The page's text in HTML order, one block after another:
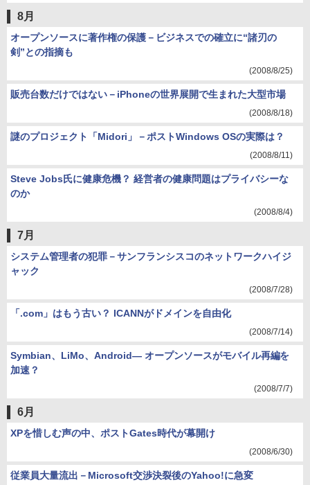
8月
オープンソースに著作権の保護－ビジネスでの確立に“諸刃の
剣”との指摘も
(2008/8/25)
販売台数だけではない－iPhoneの世界展開で生まれた大型市場
(2008/8/18)
謎のプロジェクト「Midori」－ポストWindows OSの実際は？
(2008/8/11)
Steve Jobs氏に健康危機？ 経営者の健康問題はプライバシーな
のか
(2008/8/4)
7月
システム管理者の犯罪－サンフランシスコのネットワークハイジ
ャック
(2008/7/28)
「.com」はもう古い？ ICANNがドメインを自由化
(2008/7/14)
Symbian、LiMo、Android― オープンソースがモバイル再編を
加速？
(2008/7/7)
6月
XPを惜しむ声の中、ポストGates時代が幕開け
(2008/6/30)
従業員大量流出－Microsoft交渉決裂後のYahoo!に急変